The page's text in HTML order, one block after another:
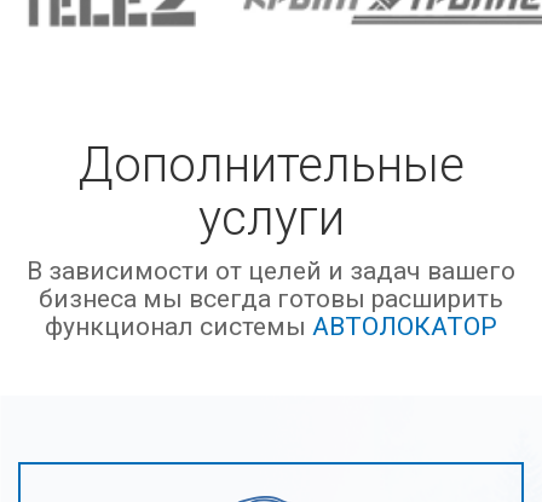
Дополнительные
услуги
В зависимости от целей и задач вашего
бизнеса мы всегда готовы расширить
функционал системы АВТОЛОКАТОР